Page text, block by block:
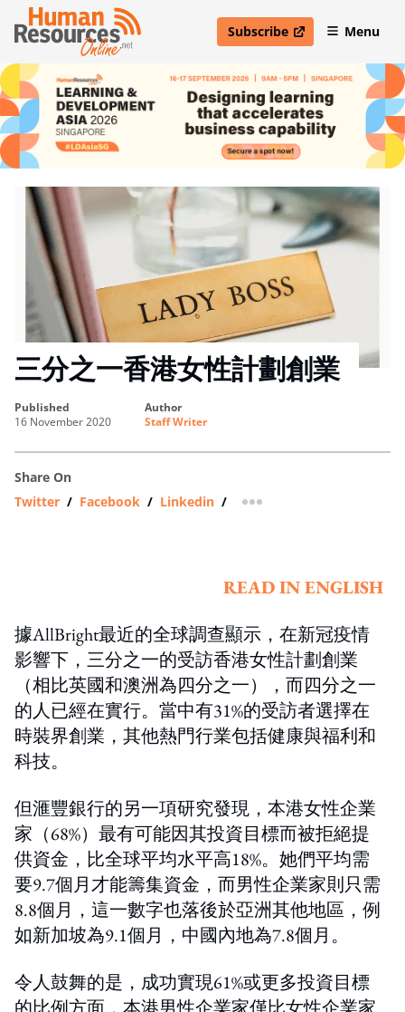
Subscribe
open in new windowMenu
三分之一香港女性計劃創業
published
16 November 2020
author
Staff Writer
Share On
Twitter / Facebook / Linkedin / more sharing option
READ IN ENGLISH
據AllBright最近的全球調查顯示，在新冠疫情
影響下，三分之一的受訪香港女性計劃創業
（相比英國和澳洲為四分之一），而四分之一
的人已經在實行。當中有31%的受訪者選擇在
時裝界創業，其他熱門行業包括健康與福利和
科技。
但滙豐銀行的另一項研究發現，本港女性企業
家（68%）最有可能因其投資目標而被拒絕提
供資金，比全球平均水平高18%。她們平均需
要9.7個月才能籌集資金，而男性企業家則只需
8.8個月，這一數字也落後於亞洲其他地區，例
如新加坡為9.1個月，中國內地為7.8個月。
令人鼓舞的是，成功實現61%或更多投資目標
的比例方面，本港男性企業家僅比女性企業家